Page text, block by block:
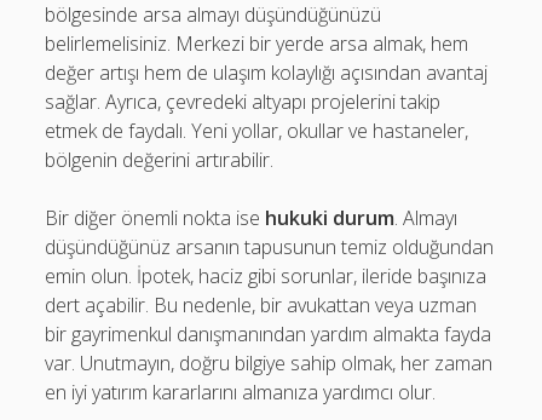
bölgesinde arsa almayı düşündüğünüzü
belirlemelisiniz. Merkezi bir yerde arsa almak, hem
değer artışı hem de ulaşım kolaylığı açısından avantaj
sağlar. Ayrıca, çevredeki altyapı projelerini takip
etmek de faydalı. Yeni yollar, okullar ve hastaneler,
bölgenin değerini artırabilir.
Bir diğer önemli nokta ise hukuki durum. Almayı
düşündüğünüz arsanın tapusunun temiz olduğundan
emin olun. İpotek, haciz gibi sorunlar, ileride başınıza
dert açabilir. Bu nedenle, bir avukattan veya uzman
bir gayrimenkul danışmanından yardım almakta fayda
var. Unutmayın, doğru bilgiye sahip olmak, her zaman
en iyi yatırım kararlarını almanıza yardımcı olur.